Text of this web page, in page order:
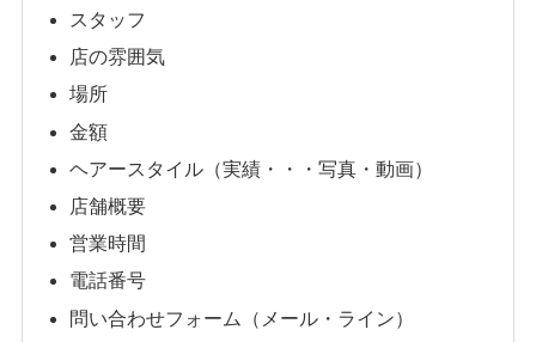
スタッフ
店の雰囲気
場所
金額
ヘアースタイル（実績・・・写真・動画）
店舗概要
営業時間
電話番号
問い合わせフォーム（メール・ライン）